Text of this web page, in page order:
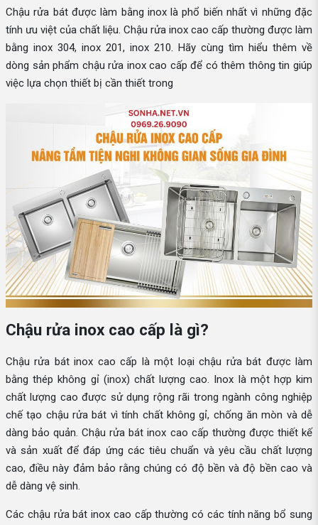
Chậu rửa bát được làm bằng inox là phổ biến nhất vì những đặc
tính ưu việt của chất liệu. Chậu rửa inox cao cấp thường được làm
bằng inox 304, inox 201, inox 210. Hãy cùng tìm hiểu thêm về
dòng sản phẩm chậu rửa inox cao cấp để có thêm thông tin giúp
việc lựa chọn thiết bị cần thiết trong
Chậu rửa inox cao cấp là gì?
Chậu rửa bát inox cao cấp là một loại chậu rửa bát được làm
bằng thép không gỉ (inox) chất lượng cao. Inox là một hợp kim
chất lượng cao được sử dụng rộng rãi trong ngành công nghiệp
chế tạo chậu rửa bát vì tính chất không gỉ, chống ăn mòn và dễ
dàng bảo quản. Chậu rửa bát inox cao cấp thường được thiết kế
và sản xuất để đáp ứng các tiêu chuẩn và yêu cầu chất lượng
cao, điều này đảm bảo rằng chúng có độ bền và độ bền cao và
dễ dàng vệ sinh.
Các chậu rửa bát inox cao cấp thường có các tính năng bổ sung